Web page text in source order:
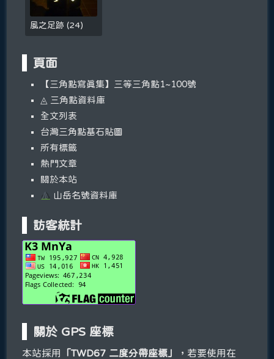
風之足跡(24)
頁面
【三角點寫真集】三等三角點1~100號
◬ 三角點資料庫
全文列表
台灣三角點基石貼圖
所有標籤
熱門文章
關於本站
山岳名號資料庫
訪客統計
關於 GPS 座標
本站採用 「TWD67 二度分帶座標」
，若要使用在